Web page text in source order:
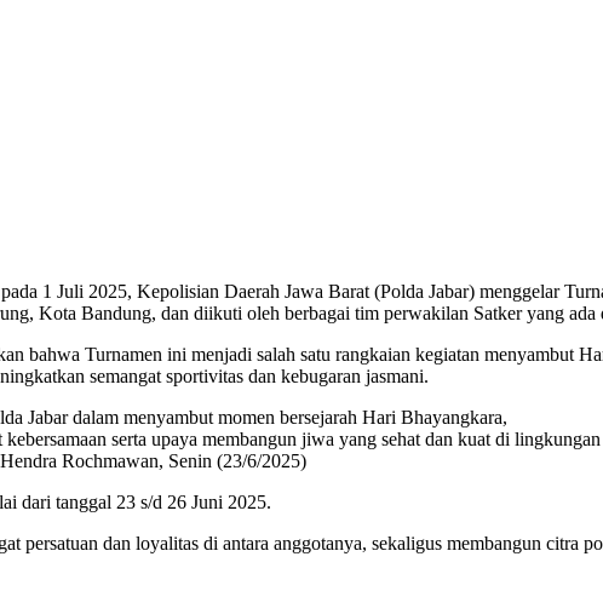
1 Juli 2025, Kepolisian Daerah Jawa Barat (Polda Jabar) menggelar
Kota Bandung, dan diikuti oleh berbagai tim perwakilan Satker yang ada
bahwa Turnamen ini menjadi salah satu rangkaian kegiatan menyambut
semangat sportivitas dan kebugaran jasmani.
Jabar dalam menyambut momen bersejarah Hari Bhayangkara,
serta upaya membangun jiwa yang sehat dan kuat di
Rochmawan, Senin (23/6/2025)
dari tanggal 23 s/d 26 Juni 2025.
persatuan dan loyalitas di antara anggotanya, sekaligus membangun citra